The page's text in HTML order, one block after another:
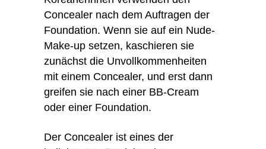
Concealer nach dem Auftragen der
Foundation. Wenn sie auf ein Nude-
Make-up setzen, kaschieren sie
zunächst die Unvollkommenheiten
mit einem Concealer, und erst dann
greifen sie nach einer BB-Cream
oder einer Foundation.
Der Concealer ist eines der